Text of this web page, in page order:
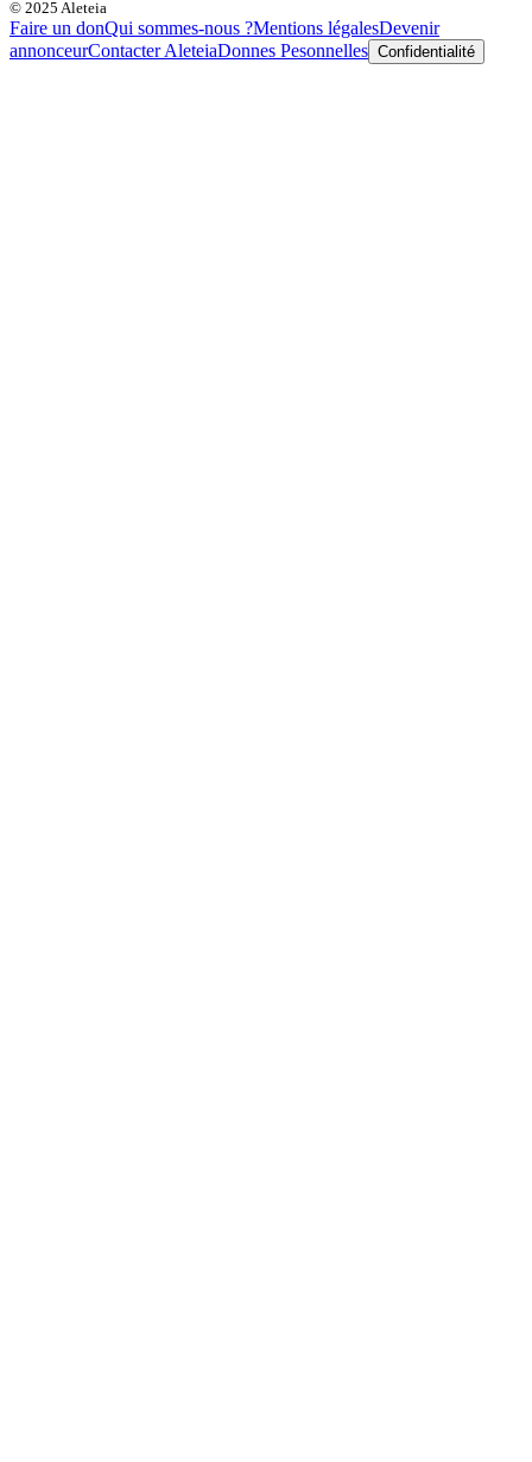
© 2025 Aleteia
Faire un donQui sommes-nous ?Mentions légalesDevenir
annonceurContacter AleteiaDonnes Pesonnelles Confidentialité